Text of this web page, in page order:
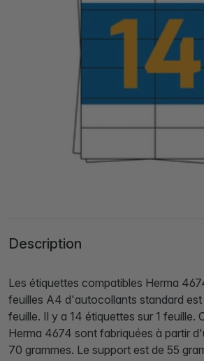
Description
Les étiquettes compatibles Herma
feuilles A4 d'autocollants standard est
feuille. Il y a 14 étiquettes sur 1 feuille.
Herma 4674 sont fabriquées à partir
70 grammes. Le support est de 55